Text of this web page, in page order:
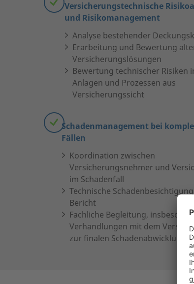
Versicherungstechnische
und Risikomanagement
Analyse bestehender
Erarbeitung und Bewertung
Versicherungslösungen
Bewertung technischer Risiken
Anlagen und Prozessen aus
Versicherungssicht
Schadenmanagement bei
Fällen
Koordination zwischen
Versicherungsnehmer und
im Schadenfall
Technische
Bericht
Fachliche Begleitung,
Verhandlungen mit dem
zur finalen Schadenabwicklung